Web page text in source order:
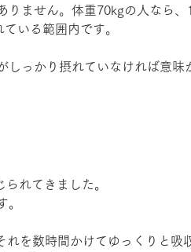
りません。体重70kgの人なら、
いる範囲内です。
しっかり摂れていなければ意味
れてきました。
。
を数時間かけてゆっくりと吸